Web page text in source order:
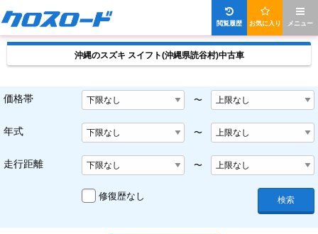
メニュー
お気に入り
閲覧履歴
沖縄のスズキ スイフト(沖縄県読谷村)中古車
価格帯 〜
年式 〜
走行距離 〜
修復歴なし 検索